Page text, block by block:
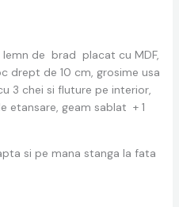
de brad placat cu MDF,
drept de 10 cm, grosime usa
3 chei si fluture pe interior,
etansare, geam sablat + 1
si pe mana stanga la fata